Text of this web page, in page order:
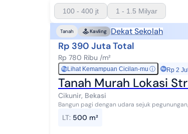
100 - 400 jt 1 - 1.5 Milyar
Tanah Kavling Dekat Sekolah
Rp 390 Juta Total
Rp 780 Ribu /m²
RpLihat Kemampuan Cicilan-mu ⓘ Rp 2
Tanah Murah Lokasi
Cikunir, Bekasi
Bangun pagi dengan udara sejuk
LT: 500 m²